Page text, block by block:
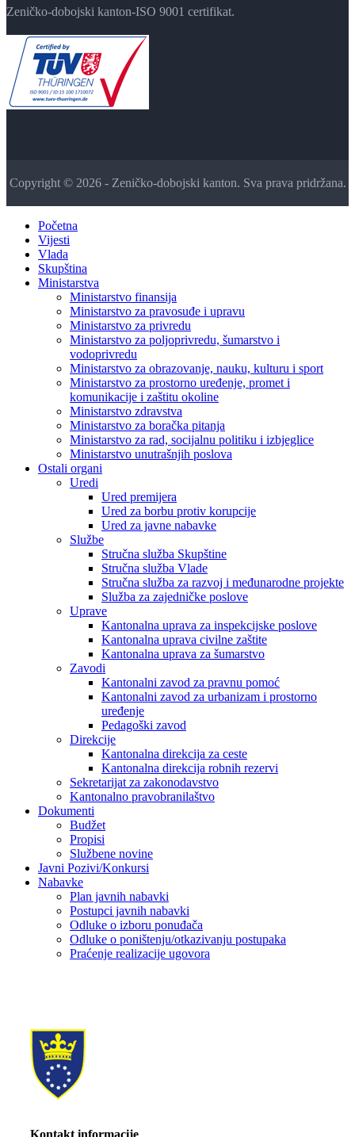
Zeničko-dobojski kanton-ISO 9001 certifikat.
Copyright © 2026 - Zeničko-dobojski kanton. Sva prava pridržana.
Početna
Vijesti
Vlada
Skupština
Ministarstva
Ministarstvo finansija
Ministarstvo za pravosuđe i upravu
Ministarstvo za privredu
Ministarstvo za poljoprivredu, šumarstvo i
vodoprivredu
Ministarstvo za obrazovanje, nauku, kulturu i sport
Ministarstvo za prostorno uređenje, promet i
komunikacije i zaštitu okoline
Ministarstvo zdravstva
Ministarstvo za boračka pitanja
Ministarstvo za rad, socijalnu politiku i izbjeglice
Ministarstvo unutrašnjih poslova
Ostali organi
Uredi
Ured premijera
Ured za borbu protiv korupcije
Ured za javne nabavke
Službe
Stručna služba Skupštine
Stručna služba Vlade
Stručna služba za razvoj i međunarodne projekte
Služba za zajedničke poslove
Uprave
Kantonalna uprava za inspekcijske poslove
Kantonalna uprava civilne zaštite
Kantonalna uprava za šumarstvo
Zavodi
Kantonalni zavod za pravnu pomoć
Kantonalni zavod za urbanizam i prostorno
uređenje
Pedagoški zavod
Direkcije
Kantonalna direkcija za ceste
Kantonalna direkcija robnih rezervi
Sekretarijat za zakonodavstvo
Kantonalno pravobranilaštvo
Dokumenti
Budžet
Propisi
Službene novine
Javni Pozivi/Konkursi
Nabavke
Plan javnih nabavki
Postupci javnih nabavki
Odluke o izboru ponuđača
Odluke o poništenju/otkazivanju postupaka
Praćenje realizacije ugovora
Kontakt informacije